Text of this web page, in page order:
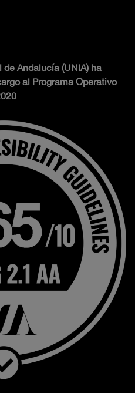
Andalucía (UNIA) ha
al Programa Operativo